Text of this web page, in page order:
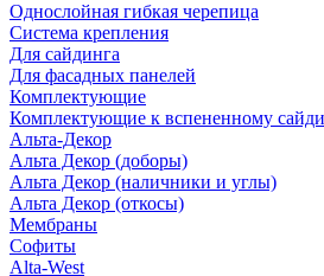
Однослойная гибкая черепица
Система крепления
Для сайдинга
Для фасадных панелей
Комплектующие
Комплектующие к вспененному
Альта-Декор
Альта Декор (доборы)
Альта Декор (наличники и углы)
Альта Декор (откосы)
Мембраны
Софиты
Alta-West